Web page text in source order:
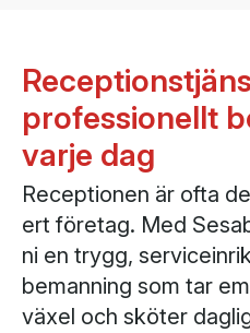
professionellt
varje dag
Receptionen är ofta
ert företag. Med
ni en trygg,
bemanning som tar
växel och sköter